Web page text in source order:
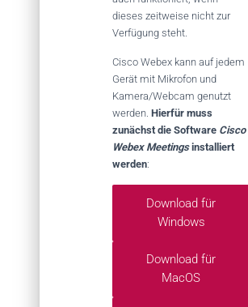
dieses zeitweise nicht zur
Verfügung steht.
Cisco Webex kann auf jedem
Gerät mit Mikrofon und
Kamera/Webcam genutzt
werden. Hierfür muss
zunächst die Software Cisco
Webex Meetingsinstalliert
werden:
Download für
Windows
Download für
MacOS